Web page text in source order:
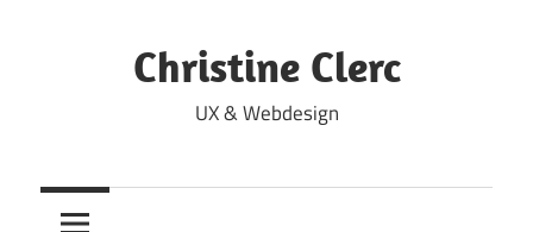
Christine Clerc
UX & Webdesign